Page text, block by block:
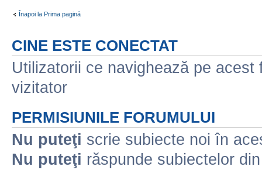
Înapoi la Prima pagină
CINE ESTE CONECTAT
Utilizatorii ce navighează pe
vizitator
PERMISIUNILE FORUMULUI
Nu puteţi scrie subiecte noi în
Nu puteţi răspunde subiectelor